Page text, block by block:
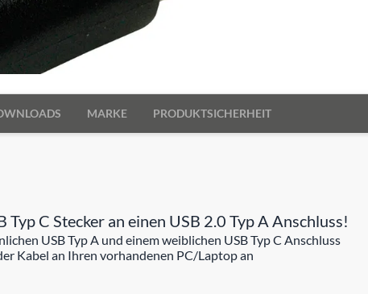
MARKE PRODUKTSICHERHEIT
C Stecker an einen USB 2.0 Typ A Anschluss!
USB Typ A und einem weiblichen USB Typ C Anschluss
Kabel an Ihren vorhandenen PC/Laptop an